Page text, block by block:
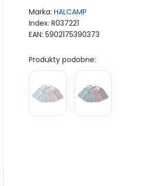
Marka: HALCAMP
Index: R037221
EAN: 5902175390373
Produkty podobne: